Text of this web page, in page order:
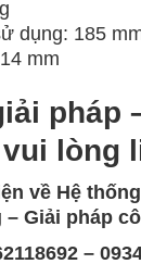
dụng: 185
mm
pháp
lòng
về Hệ
– Giải pháp
–